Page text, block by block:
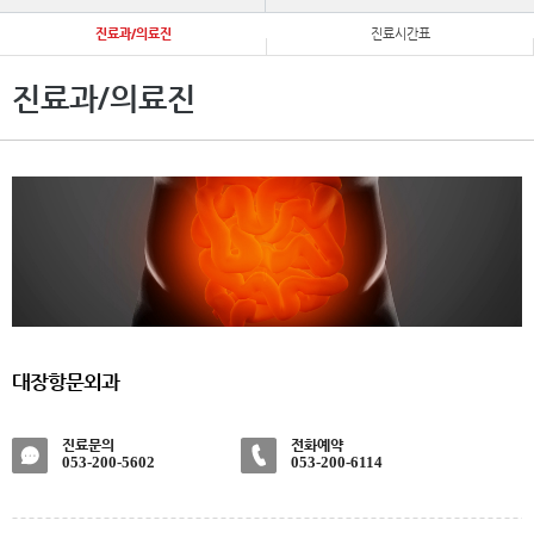
진료과/의료진 진료시간표
진료과/의료진
대장항문외과
진료문의
053-200-5602
전화예약
053-200-6114